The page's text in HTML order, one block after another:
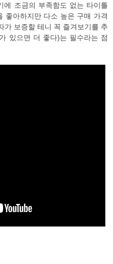
에 조금의 부족함도 없는 타이틀
좋아하지만 다소 높은 구매 가격
가 보증할 테니 꼭 즐겨보기를 추
있으면 더 좋다)는 필수라는 점